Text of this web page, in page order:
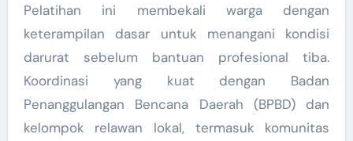
Pelatihan ini membekali warga dengan
keterampilan dasar untuk menangani kondisi
darurat sebelum bantuan profesional tiba.
Koordinasi yang kuat dengan Badan
Penanggulangan Bencana Daerah (BPBD) dan
kelompok relawan lokal, termasuk komunitas